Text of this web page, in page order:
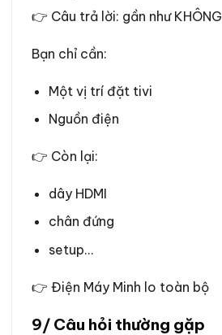
👉 Câu trả lời: gần như KHÔNG
Bạn chỉ cần:
Một vị trí đặt tivi
Nguồn điện
👉 Còn lại:
dây HDMI
chân đứng
setup…
👉 Điện Máy Minh lo toàn bộ
9/ Câu hỏi thường gặp